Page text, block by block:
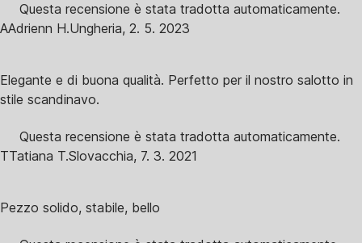
Questa recensione è stata tradotta automaticamente.
AAdrienn H.Ungheria, 2. 5. 2023
Elegante e di buona qualità. Perfetto per il nostro salotto in
stile scandinavo.
Questa recensione è stata tradotta automaticamente.
TTatiana T.Slovacchia, 7. 3. 2021
Pezzo solido, stabile, bello